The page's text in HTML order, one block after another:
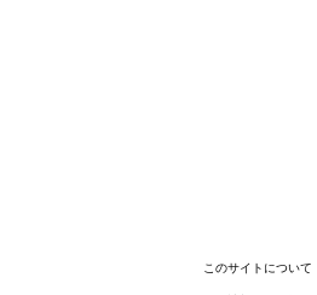
このサイトについて